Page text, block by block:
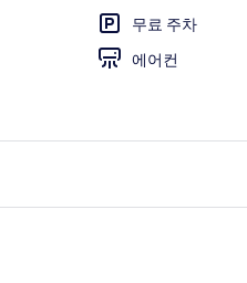
무료 주차
에어컨